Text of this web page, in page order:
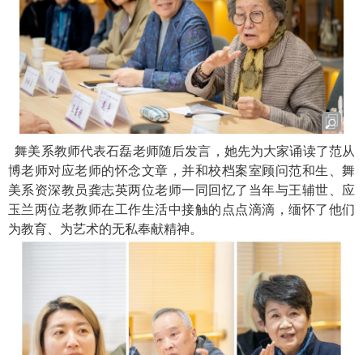
舞美系教师代表石磊老师随后发言，她先为大家诵读了范从
博老师对应老师的怀念文章，并和校档案室顾问范和生、舞
美系资深教员龚志英两位老师一同回忆了当年与王辅世、应
玉兰两位老教师在工作生活中接触的点点滴滴，缅怀了他们
为教育、为艺术的无私奉献精神。